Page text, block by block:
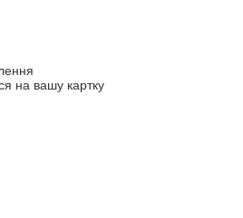
на вашу картку